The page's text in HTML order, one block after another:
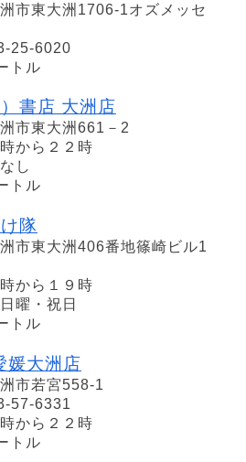
市東大洲1706-1オズメッセ
25-6020
トル
書店 大洲店
市東大洲661－2
から２２時
し
トル
隊
市東大洲406番地篠崎ビル1
から１９時
曜・祝日
トル
媛大洲店
市若宮558-1
57-6331
から２２時
トル